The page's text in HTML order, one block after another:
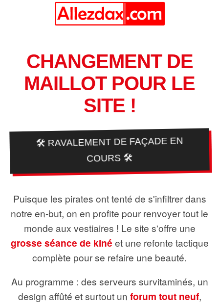
CHANGEMENT DE
MAILLOT POUR LE
SITE !
🛠️ RAVALEMENT DE FAÇADE EN
COURS 🛠️
Puisque les pirates ont tenté de s'infiltrer dans
notre en-but, on en profite pour renvoyer tout le
monde aux vestiaires ! Le site s'offre une
grosse séance de kiné et une refonte tactique
complète pour se refaire une beauté.
Au programme : des serveurs survitaminés, un
design affûté et surtout un forum tout neuf,